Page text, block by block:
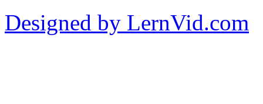
Designed by LernVid.com